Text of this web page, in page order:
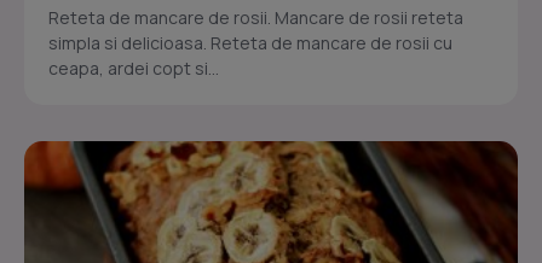
Reteta de mancare de rosii. Mancare de rosii reteta
simpla si delicioasa. Reteta de mancare de rosii cu
ceapa, ardei copt si...